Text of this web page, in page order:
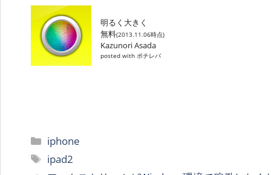
明るく大きく
無料(2013.11.06時点)
Kazunori Asada
posted with ポチレバ
カ
テ
ゴ
iphone
タ
ipad2